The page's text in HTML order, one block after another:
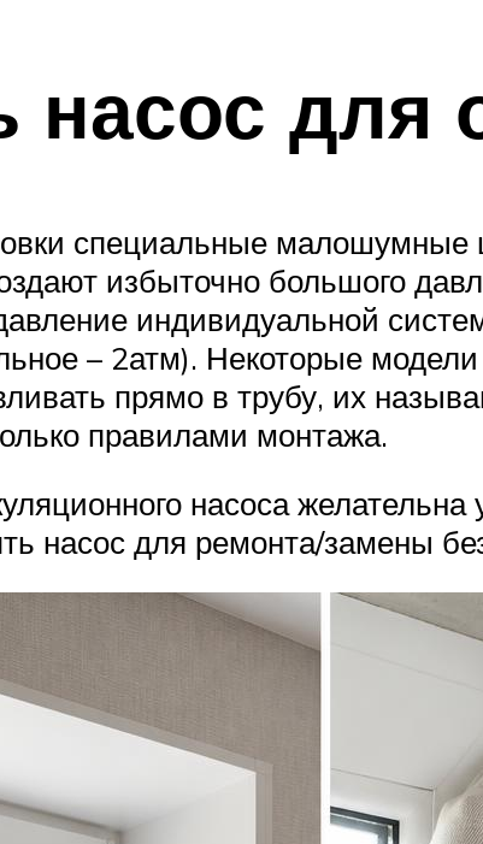
насос для
специальные
избыточно большого
индивидуальной
– 2атм). Некоторые
прямо в трубу, их
правилами монтажа.
насоса
насос для ремонта/замены